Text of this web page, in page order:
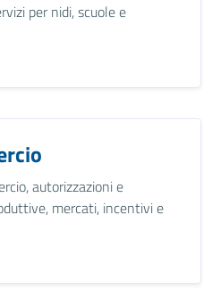
per nidi, scuole e
autorizzazioni e
mercati, incentivi e